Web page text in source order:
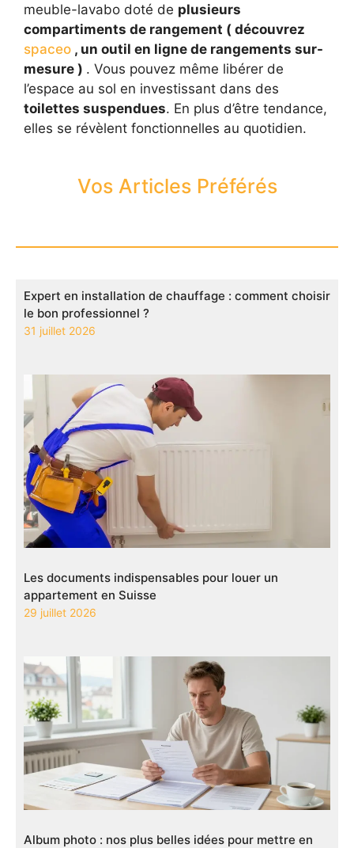
meuble-lavabo doté de plusieurs
compartiments de rangement ( découvrez
spaceo , un outil en ligne de rangements sur-
mesure ) . Vous pouvez même libérer de
l’espace au sol en investissant dans des
toilettes suspendues. En plus d’être tendance,
elles se révèlent fonctionnelles au quotidien.
Vos Articles Préférés
Expert en installation de chauffage : comment choisir
le bon professionnel ?
31 juillet 2026
Les documents indispensables pour louer un
appartement en Suisse
29 juillet 2026
Album photo : nos plus belles idées pour mettre en